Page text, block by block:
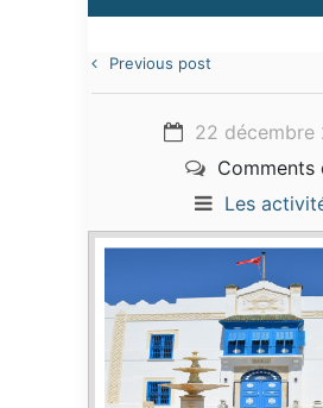
Previous post
22 décembre
Comments
Les